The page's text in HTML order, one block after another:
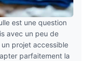
est une question
avec un peu de
un projet accessible
parfaitement la